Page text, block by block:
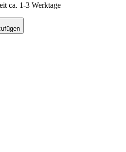
ca. 1-3 Werktage